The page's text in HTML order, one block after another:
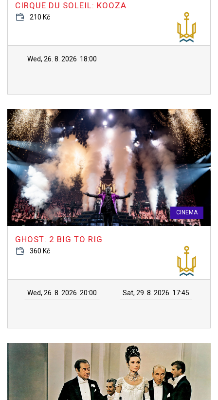
CIRQUE DU SOLEIL: KOOZA
210 Kč
Wed, 26. 8. 2026 18:00
CINEMA
GHOST: 2 BIG TO RIG
360 Kč
Wed, 26. 8. 2026 20:00 Sat, 29. 8. 2026 17:45